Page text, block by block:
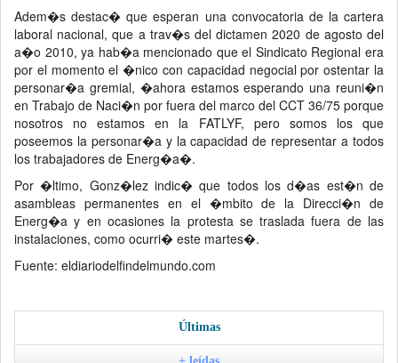
Adem�s destac� que esperan una convocatoria de la cartera
laboral nacional, que a trav�s del dictamen 2020 de agosto del
a�o 2010, ya hab�a mencionado que el Sindicato Regional era
por el momento el �nico con capacidad negocial por ostentar la
personar�a gremial, �ahora estamos esperando una reuni�n
en Trabajo de Naci�n por fuera del marco del CCT 36/75 porque
nosotros no estamos en la FATLYF, pero somos los que
poseemos la personar�a y la capacidad de representar a todos
los trabajadores de Energ�a�.
Por �ltimo, Gonz�lez indic� que todos los d�as est�n de
asambleas permanentes en el �mbito de la Direcci�n de
Energ�a y en ocasiones la protesta se traslada fuera de las
instalaciones, como ocurri� este martes�.
Fuente: eldiariodelfindelmundo.com
Últimas